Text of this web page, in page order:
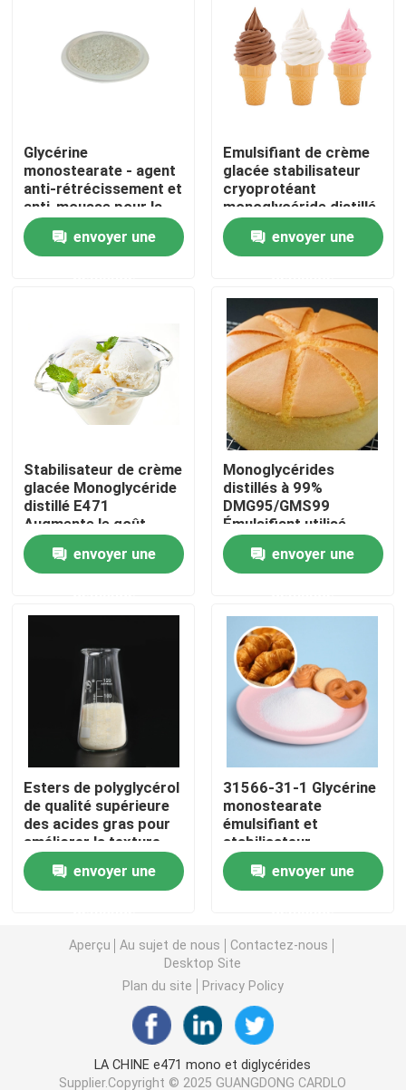
Maison
Produits
À propos de nous
Contrôle de qualité
Contactez-nous
Nouvelles
Demandez une citation
Émulsifiant alimentaire E471
Émulsifiant de catégorie comestible
Émulsifiants alimentaires naturels
Mono et diglycérides
Monostéarate de glycérol
Émulsifiant de promoteur de gâteau
Glycérine
monostearate - agent
anti-rétrécissement et
anti-mousse pour la
mousse EPE
envoyer une
Emulsifiant de crème
glacée stabilisateur
cryoprotéant
monoglycéride distillé
E471 usine de Chine
envoyer une
Stabilisateur de crème
glacée Monoglycéride
distillé E471
Augmente le goût
délicat et lisse
envoyer une
Monoglycérides
distillés à 99%
DMG95/GMS99
Émulsifiant utilisé
dans l'industrie du
pain
envoyer une
Esters de polyglycérol
de qualité supérieure
des acides gras pour
améliorer la texture
par émulsification
supérieureenvoyer une
31566-31-1 Glycérine
monostearate
émulsifiant et
stabilisateur
alimentaire pour une
texture crémeuse
envoyer une
Aperçu Au sujet de nous
Contactez-nous
Desktop Site
Plan du site
Privacy Policy
LA CHINE e471 mono et diglycérides
Supplier.Copyright © 2025 GUANGDONG CARDLO